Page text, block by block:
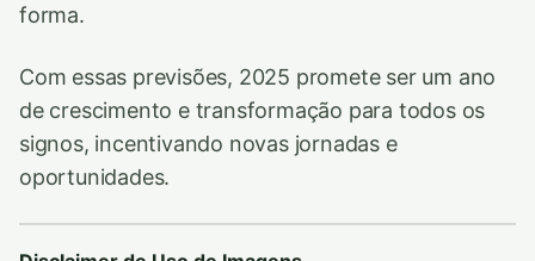
forma.
Com essas previsões, 2025 promete ser um ano
de crescimento e transformação para todos os
signos, incentivando novas jornadas e
oportunidades.